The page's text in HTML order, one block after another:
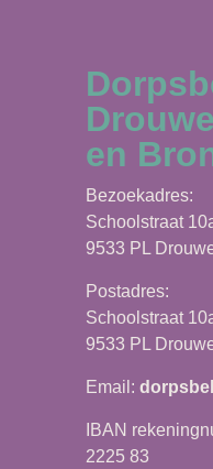
en
Bezoekadres:
Schoolstraat
9533 PL
Postadres:
Schoolstraat
9533 PL
Email:
IBAN
2225 83